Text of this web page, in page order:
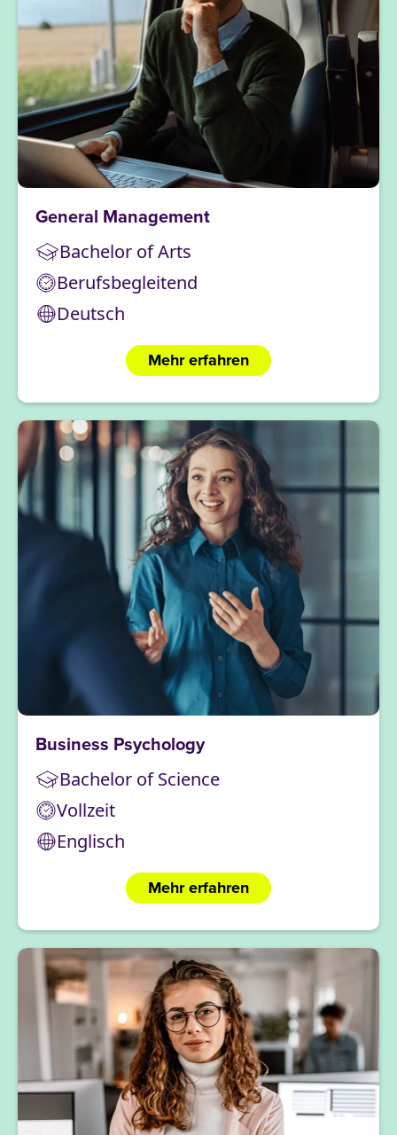
General Management
Bachelor of Arts
Berufsbegleitend
Deutsch
Mehr erfahren
Business Psychology
Bachelor of Science
Vollzeit
Englisch
Mehr erfahren